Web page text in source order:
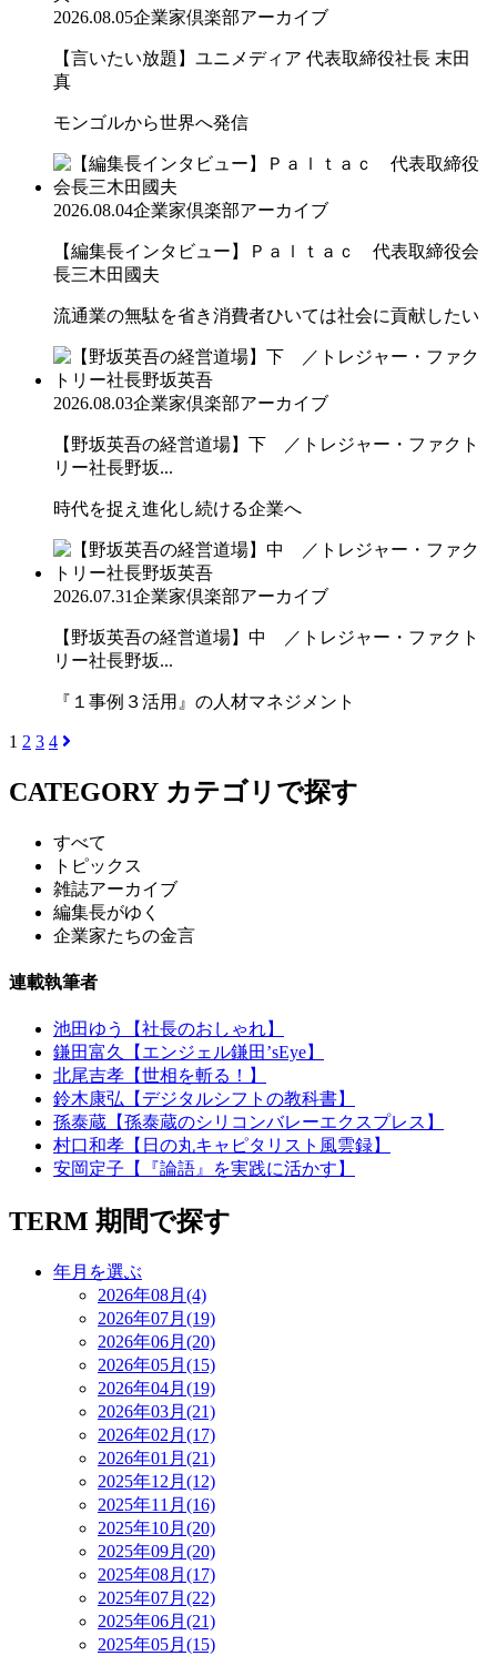
2026.08.05企業家倶楽部アーカイブ
【言いたい放題】ユニメディア 代表取締役社長 末田
真
モンゴルから世界へ発信
2026.08.04企業家倶楽部アーカイブ
【編集長インタビュー】Ｐａｌｔａｃ 代表取締役会
長三木田國夫
流通業の無駄を省き消費者ひいては社会に貢献したい
2026.08.03企業家倶楽部アーカイブ
【野坂英吾の経営道場】下 ／トレジャー・ファクト
リー社長野坂...
時代を捉え進化し続ける企業へ
2026.07.31企業家倶楽部アーカイブ
【野坂英吾の経営道場】中 ／トレジャー・ファクト
リー社長野坂...
『１事例３活用』の人材マネジメント
1 2 3 4
CATEGORY カテゴリで探す
すべて
トピックス
雑誌アーカイブ
編集長がゆく
企業家たちの金言
連載執筆者
池田ゆう【社長のおしゃれ】
鎌田富久【エンジェル鎌田’sEye】
北尾吉孝【世相を斬る！】
鈴木康弘【デジタルシフトの教科書】
孫泰蔵【孫泰蔵のシリコンバレーエクスプレス】
村口和孝【日の丸キャピタリスト風雲録】
安岡定子【『論語』を実践に活かす】
TERM 期間で探す
年月を選ぶ
2026年08月(4)
2026年07月(19)
2026年06月(20)
2026年05月(15)
2026年04月(19)
2026年03月(21)
2026年02月(17)
2026年01月(21)
2025年12月(12)
2025年11月(16)
2025年10月(20)
2025年09月(20)
2025年08月(17)
2025年07月(22)
2025年06月(21)
2025年05月(15)